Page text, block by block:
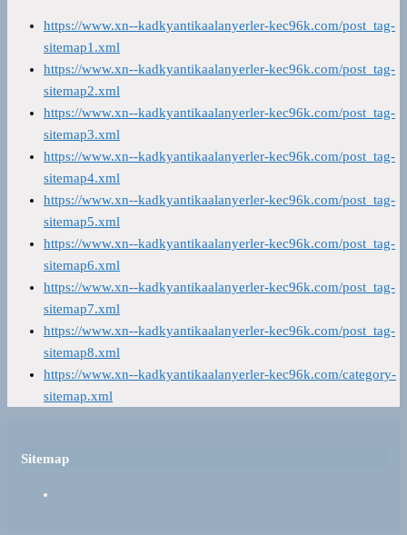
https://www.xn--kadkyantikaalanyerler-kec96k.com/post_tag-
sitemap1.xml
https://www.xn--kadkyantikaalanyerler-kec96k.com/post_tag-
sitemap2.xml
https://www.xn--kadkyantikaalanyerler-kec96k.com/post_tag-
sitemap3.xml
https://www.xn--kadkyantikaalanyerler-kec96k.com/post_tag-
sitemap4.xml
https://www.xn--kadkyantikaalanyerler-kec96k.com/post_tag-
sitemap5.xml
https://www.xn--kadkyantikaalanyerler-kec96k.com/post_tag-
sitemap6.xml
https://www.xn--kadkyantikaalanyerler-kec96k.com/post_tag-
sitemap7.xml
https://www.xn--kadkyantikaalanyerler-kec96k.com/post_tag-
sitemap8.xml
https://www.xn--kadkyantikaalanyerler-kec96k.com/category-
sitemap.xml
Sitemap